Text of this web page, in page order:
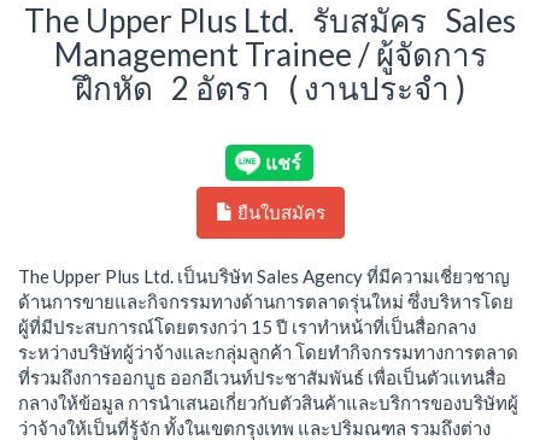
The Upper Plus Ltd. รับสมัคร Sales
Management Trainee / ผู้จัดการ
ฝึกหัด 2 อัตรา ( งานประจำ )
ยืนใบสมัคร
The Upper Plus Ltd. เป็นบริษัท Sales Agency ที่มีความเชี่ยวชาญ
ด้านการขายและกิจกรรมทางด้านการตลาดรุ่นใหม่ ซึ่งบริหารโดย
ผู้ที่มีประสบการณ์โดยตรงกว่า 15 ปี เราทำหน้าที่เป็นสื่อกลาง
ระหว่างบริษัทผู้ว่าจ้างและกลุ่มลูกค้า โดยทำกิจกรรมทางการตลาด
ที่รวมถึงการออกบูธ ออกอีเวนท์ประชาสัมพันธ์ เพื่อเป็นตัวแทนสื่อ
กลางให้ข้อมูล การนำเสนอเกี่ยวกับตัวสินค้าและบริการของบริษัทผู้
ว่าจ้างให้เป็นที่รู้จัก ทั้งในเขตกรุงเทพ และปริมณฑล รวมถึงต่าง